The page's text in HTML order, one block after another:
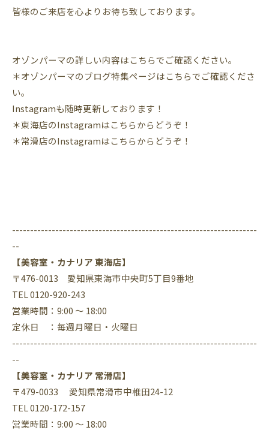
皆様のご来店を心よりお待ち致しております。
オゾンパーマの詳しい内容はこちらでご確認ください。
＊オゾンパーマのブログ特集ページはこちらでご確認くださ
い。
Instagramも随時更新しております！
＊東海店のInstagramはこちらからどうぞ！
＊常滑店のInstagramはこちらからどうぞ！
--------------------------------------------------------------------
--
【美容室・カナリア 東海店】
〒476-0013 愛知県東海市中央町5丁目9番地
TEL 0120-920-243
営業時間：9:00 ～ 18:00
定休日 ：毎週月曜日・火曜日
--------------------------------------------------------------------
--
【美容室・カナリア 常滑店】
〒479-0033 愛知県常滑市中椎田24-12
TEL 0120-172-157
営業時間：9:00 ～ 18:00